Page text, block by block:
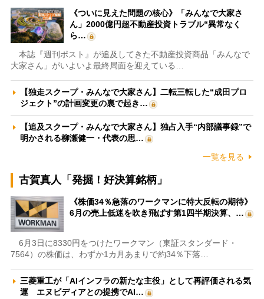
《ついに見えた問題の核心》「みんなで大家さ
ん」2000億円超不動産投資トラブル“異常なく
ら…
本誌『週刊ポスト』が追及してきた不動産投資商品「みんなで
大家さん」がいよいよ最終局面を迎えている…
【独走スクープ・みんなで大家さん】二転三転した“成田プロ
ジェクト”の計画変更の裏で起き…
【追及スクープ・みんなで大家さん】独占入手“内部議事録”で
明かされる柳瀬健一・代表の思…
一覧を見る
古賀真人「発掘！好決算銘柄」
《株価34％急落のワークマンに特大反転の期待》
6月の売上低迷を吹き飛ばす第1四半期決算、…
6月3日に8330円をつけたワークマン（東証スタンダード・
7564）の株価は、わずか1カ月あまりで約34％下落…
三菱重工が「AIインフラの新たな主役」として再評価される気
運 エヌビディアとの提携でAI…